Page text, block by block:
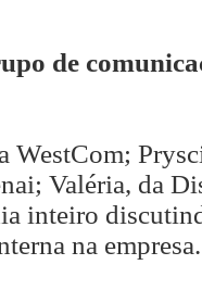
de
WestCom;
Valéria, da
inteiro
na empresa.